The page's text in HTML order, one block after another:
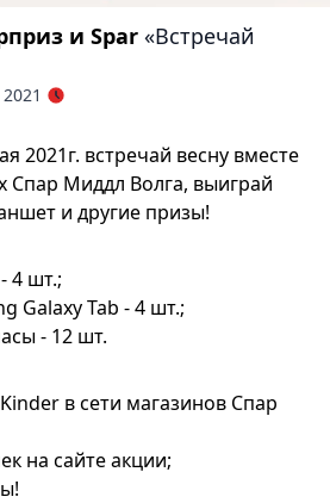
и Spar «Встречай
2021г. встречай весну вместе
Спар Миддл Волга, выиграй
и другие призы!
4 шт.;
Galaxy Tab - 4 шт.;
- 12 шт.
в сети магазинов Спар
на сайте акции;